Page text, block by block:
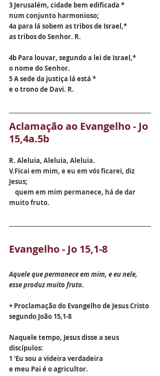
3 Jerusalém, cidade bem edificada *
num conjunto harmonioso;
4a para lá sobem as tribos de Israel,*
as tribos do Senhor. R.
4b Para louvar, segundo a lei de Israel,*
o nome do Senhor.
5 A sede da justiça lá está *
e o trono de Davi. R.
Aclamação ao Evangelho - Jo
15,4a.5b
R. Aleluia, Aleluia, Aleluia.
V.Ficai em mim, e eu em vós ficarei, diz
Jesus;
quem em mim permanece, há de dar
muito fruto.
Evangelho - Jo 15,1-8
Aquele que permanece em mim, e eu nele,
esse produz muito fruto.
+ Proclamação do Evangelho de Jesus Cristo
segundo João 15,1-8
Naquele tempo, Jesus disse a seus
discípulos:
1 'Eu sou a videira verdadeira
e meu Pai é o agricultor.